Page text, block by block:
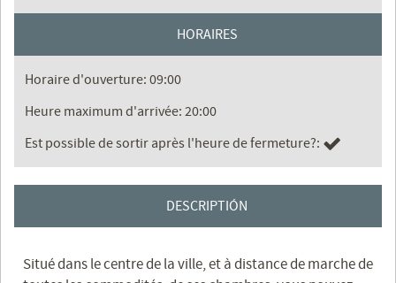
HORAIRES
Horaire d'ouverture: 09:00
Heure maximum d'arrivée: 20:00
Est possible de sortir après l'heure de fermeture?:
DESCRIPTIÓN
Situé dans le centre de la ville, et à distance de marche de